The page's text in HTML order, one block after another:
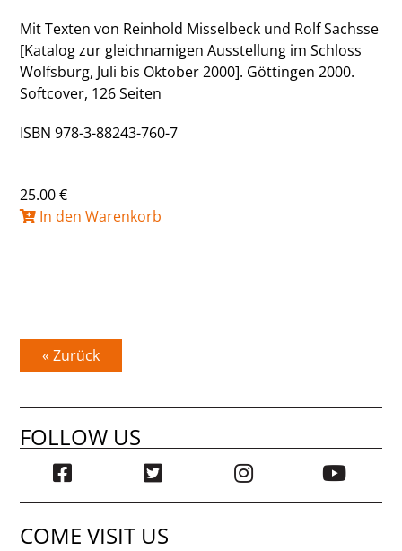
Mit Texten von Reinhold Misselbeck und Rolf Sachsse
[Katalog zur gleichnamigen Ausstellung im Schloss
Wolfsburg, Juli bis Oktober 2000]. Göttingen 2000.
Softcover, 126 Seiten
ISBN 978-3-88243-760-7
25.00 €
In den Warenkorb
« Zurück
FOLLOW US
COME VISIT US